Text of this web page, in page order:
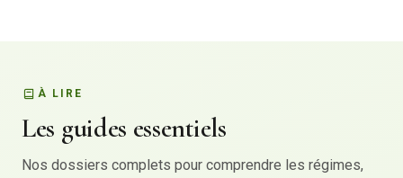
À LIRE
Les guides essentiels
Nos dossiers complets pour comprendre les régimes,